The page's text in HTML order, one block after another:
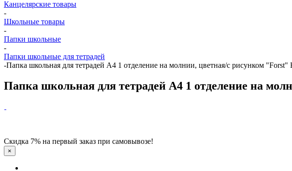
Канцелярские товары
-
Школьные товары
-
Папки школьные
-
Папки школьные для тетрадей
-Папка школьная для тетрадей А4 1 отделение на молнии, цветная/с рисунком "Forst"
Папка школьная для тетрадей А4 1 отделение на
Скидка 7% на первый заказ при самовывозе!
×